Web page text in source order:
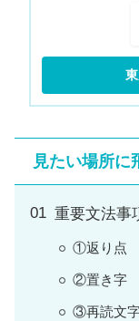
見たい場所に
重要文法事
①返り点
②置き字
③再読文